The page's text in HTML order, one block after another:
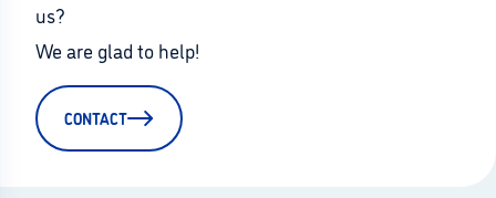
us?
We are glad to help!
CONTACT